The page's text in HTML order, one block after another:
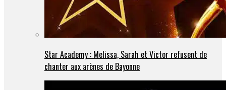
Star Academy : Melissa, Sarah et Victor refusent de
chanter aux arènes de Bayonne